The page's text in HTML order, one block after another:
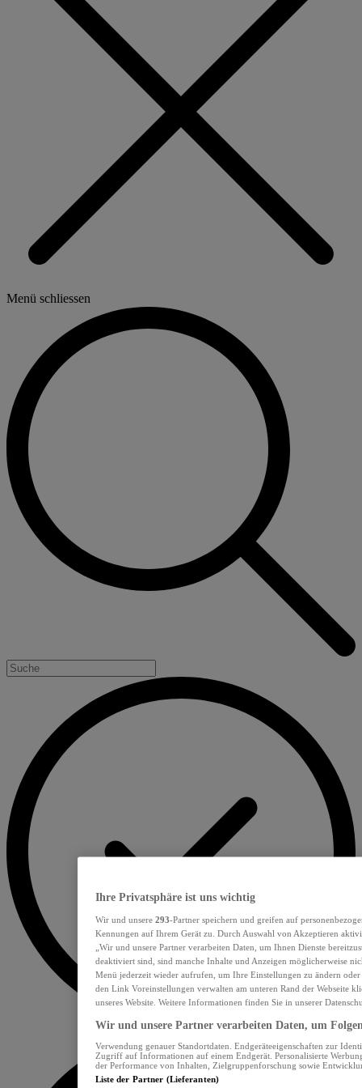
Menü schliessen
Ihre Privatsphäre ist uns wichtig
Wir und unsere 293-Partner speichern und greifen auf
Kennungen auf Ihrem Gerät zu. Durch Auswahl von Akzeptieren
„Wir und unsere Partner verarbeiten Daten, um Ihnen Dienste
deaktiviert sind, sind manche Inhalte und Anzeigen möglicherweise
Menü jederzeit wieder aufrufen, um Ihre Einstellungen zu ändern
den Link Voreinstellungen verwalten am unteren Rand der Webseite
unseres Website. Weitere Informationen finden Sie in unserer
Wir und unsere Partner verarbeiten Daten, um
Verwendung genauer Standortdaten. Endgeräteeigenschaften zur
Zugriff auf Informationen auf einem Endgerät. Personalisierte
der Performance von Inhalten, Zielgruppenforschung sowie
Liste der Partner (Lieferanten)